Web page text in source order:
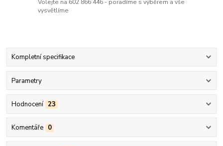
Volejte na 602 866 446 - poradíme s výběrem a vše
vysvětlíme
Kompletní specifikace
Parametry
Hodnocení 23
Komentáře 0